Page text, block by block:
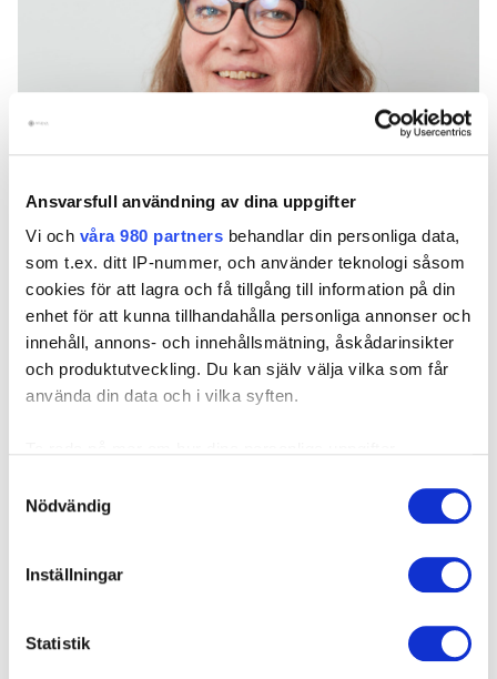
Ansvarsfull användning av dina uppgifter
Vi och våra 980 partners behandlar din personliga data,
som t.ex. ditt IP-nummer, och använder teknologi såsom
cookies för att lagra och få tillgång till information på din
enhet för att kunna tillhandahålla personliga annonser och
innehåll, annons- och innehållsmätning, åskådarinsikter
och produktutveckling. Du kan själv välja vilka som får
använda din data och i vilka syften.
Du kan ändra eller dra tillbaka ditt samtycke när som
Vi använder enhetsidentifierare för att anpassa innehållet
för sociala medier och analysera vår trafik. Vi
vidarebefordrar även sådana identifierare och annan
Nödvändig
Inställningar
Statistik
Operationssjuksköterska
Ann-Marie Sjögren
Arbetat som operationssjuksköterska sedan 1986.
i 26 år. Dessförinnan arbetat inom handkirurgi, neurokirurgi
Malmö